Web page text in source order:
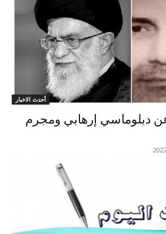
أحدث الاخبار
دبلوماسي إرهابي ومجرم